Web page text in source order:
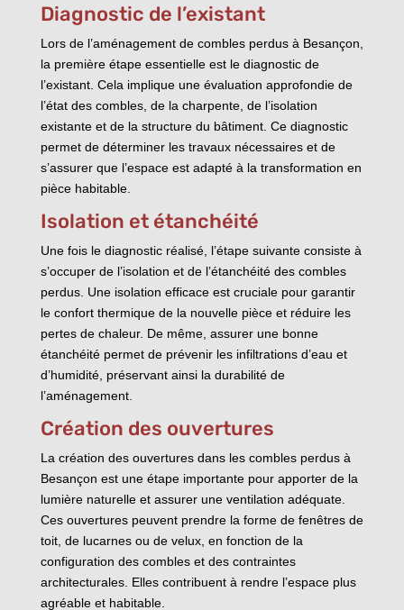
Diagnostic de l’existant
Lors de l’aménagement de combles perdus à Besançon,
la première étape essentielle est le diagnostic de
l’existant. Cela implique une évaluation approfondie de
l’état des combles, de la charpente, de l’isolation
existante et de la structure du bâtiment. Ce diagnostic
permet de déterminer les travaux nécessaires et de
s’assurer que l’espace est adapté à la transformation en
pièce habitable.
Isolation et étanchéité
Une fois le diagnostic réalisé, l’étape suivante consiste à
s’occuper de l’isolation et de l’étanchéité des combles
perdus. Une isolation efficace est cruciale pour garantir
le confort thermique de la nouvelle pièce et réduire les
pertes de chaleur. De même, assurer une bonne
étanchéité permet de prévenir les infiltrations d’eau et
d’humidité, préservant ainsi la durabilité de
l’aménagement.
Création des ouvertures
La création des ouvertures dans les combles perdus à
Besançon est une étape importante pour apporter de la
lumière naturelle et assurer une ventilation adéquate.
Ces ouvertures peuvent prendre la forme de fenêtres de
toit, de lucarnes ou de velux, en fonction de la
configuration des combles et des contraintes
architecturales. Elles contribuent à rendre l’espace plus
agréable et habitable.